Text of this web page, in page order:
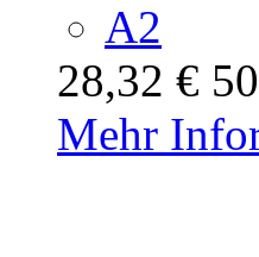
A2
28,32 €
Mehr